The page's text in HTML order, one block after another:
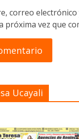
correo electrónico
próxima vez que
Ucayali